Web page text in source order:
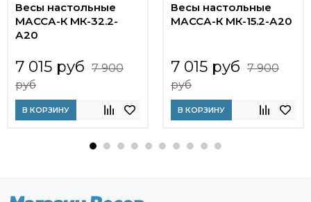
Весы настольные
МАССА-К МК-32.2-
А20
7 015 руб 7 900
руб
В КОРЗИНУ
Весы настольные
МАССА-К МК-15.2-А20
7 015 руб 7 900
руб
В КОРЗИНУ